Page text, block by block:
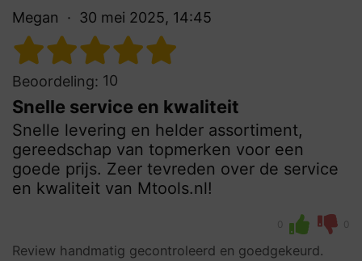
Megan 30 mei 2025, 14:45
Beoordeling: 10
Snelle service en kwaliteit
Snelle levering en helder assortiment,
gereedschap van topmerken voor een
goede prijs. Zeer tevreden over de service
en kwaliteit van Mtools.nl!
0 0
Review handmatig gecontroleerd en goedgekeurd.